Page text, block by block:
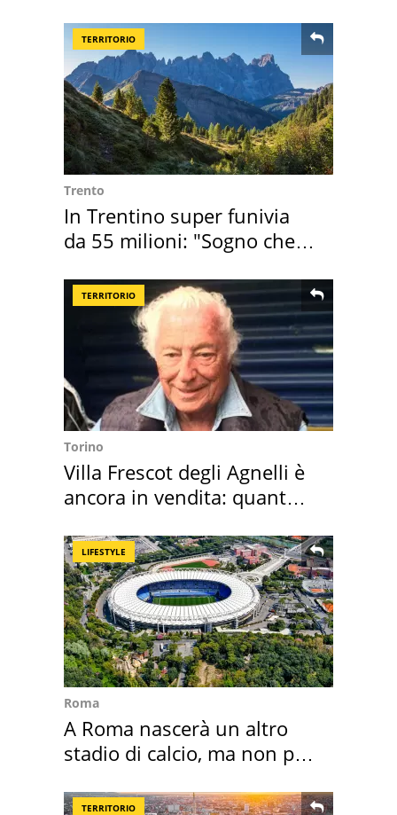
TERRITORIO
Trento
In Trentino super funivia
da 55 milioni: "Sogno che si
TERRITORIO
Torino
Villa Frescot degli Agnelli è
ancora in vendita: quanto
LIFESTYLE
Roma
A Roma nascerà un altro
stadio di calcio, ma non per
TERRITORIO